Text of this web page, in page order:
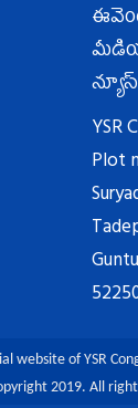
న్యూస్
YSR
Plot
website of YSR
2019. All